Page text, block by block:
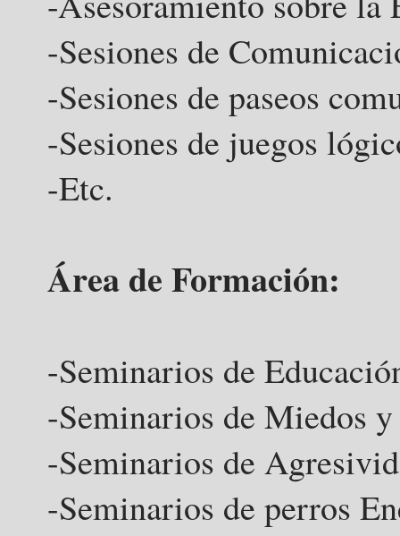
-Sesiones de
-Sesiones de paseos
-Sesiones de juegos
-Etc.
Área de Formación:
-﻿﻿Seminarios de
-Seminarios de Miedos
-Seminarios de
-Seminarios de perros